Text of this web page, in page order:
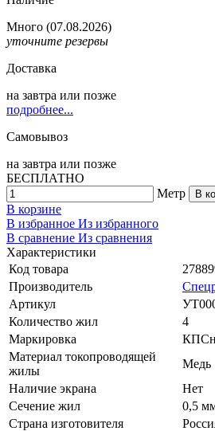
Много (07.08.2026)
уточните резервы
Доставка
на завтра или позже
подробнее...
Самовывоз
на завтра или позже
БЕСПЛАТНО
Метр
В
В корзине
В избранное Из избранного
В сравнение Из сравнения
Характеристики
Код товара
Производитель
Артикул
Количество жил
4
Маркировка
Материал токопроводящей
жилы
Медь
Наличие экрана
Нет
Сечение жил
0,5
Страна изготовителя